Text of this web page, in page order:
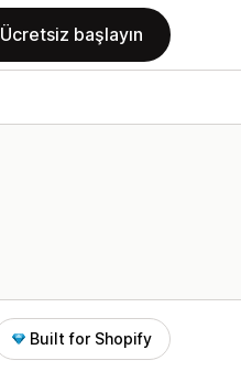
Ücretsiz başlayın
Built for Shopify